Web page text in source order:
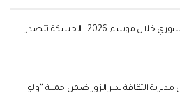
قفزة في إنتاج القمح السوري خلال موسم 2026.. الحسكة تتصدر
إلى مديرية الثقافة بدير الزور ضمن حملة “ولو